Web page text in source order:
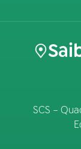
SCS –